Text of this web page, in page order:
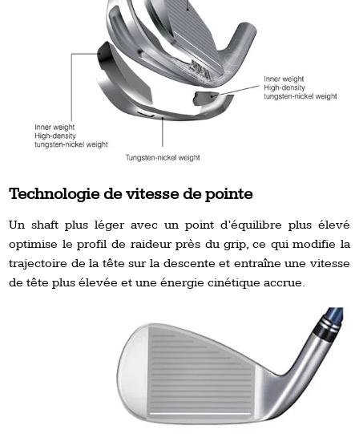
Technologie de vitesse de pointe
Un shaft plus léger avec un point d’équilibre plus élevé
optimise le profil de raideur près du grip, ce qui modifie la
trajectoire de la tête sur la descente et entraîne une vitesse
de tête plus élevée et une énergie cinétique accrue.